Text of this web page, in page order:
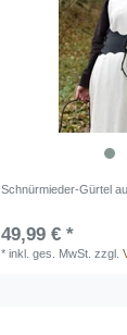
Schnürmieder-Gürtel
49,99 € *
*inkl. ges. MwSt. zzgl.